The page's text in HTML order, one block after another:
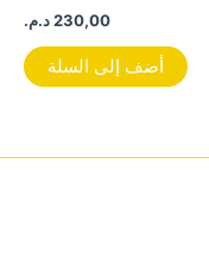
230,00د.م.
أضف إلى السلة